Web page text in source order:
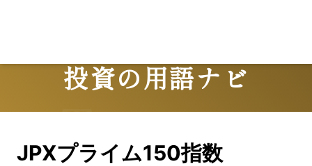
投資の用語ナビ
Terms
JPXプライム150指数